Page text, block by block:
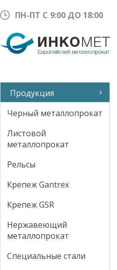
ПН-ПТ С 9:00 ДО 18:00
Продукция
Черный металлопрокат
Листовой
металлопрокат
Рельсы
Крепеж Gantrex
Крепеж GSR
Нержавеющий
металлопрокат
Специальные стали